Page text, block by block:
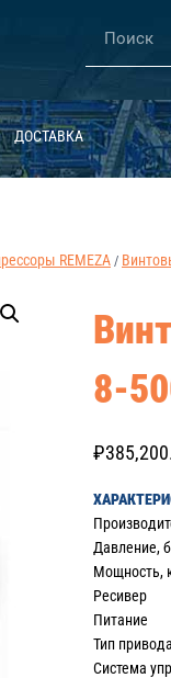
ДОСТАВКА
REMEZA /
8-
₽
Тип
Система